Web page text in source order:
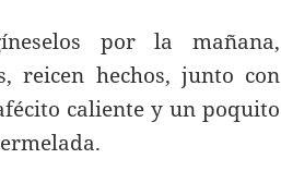
por la mañana,
reicen hechos, junto con
caliente y un poquito